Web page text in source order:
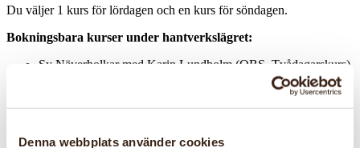
Denna webbplats använder cookies
Du väljer 1 kurs för lördagen och en kurs för söndagen.
Bokningsbara kurser under hantverkslägret:
Sy Näverholkar med Karin Lundholm (OBS. Tvådagarskurs)
Traditionell barkgarvning av fiskskinn med Karl Karlsson
Traditionell fettgarvning av fiskskinn med Karl Karlsson
Flaknäver med Bror Forslund
Tråd och snören från naturen med Theresa Emmerich